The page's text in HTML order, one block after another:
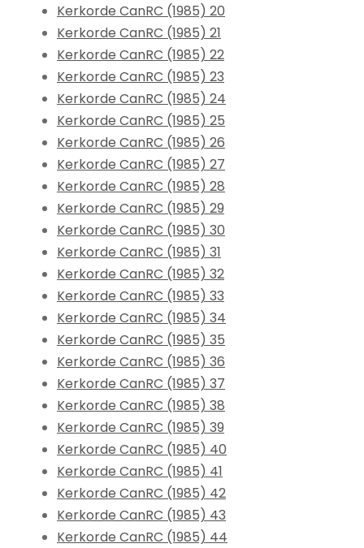
Kerkorde CanRC (1985) 20
Kerkorde CanRC (1985) 21
Kerkorde CanRC (1985) 22
Kerkorde CanRC (1985) 23
Kerkorde CanRC (1985) 24
Kerkorde CanRC (1985) 25
Kerkorde CanRC (1985) 26
Kerkorde CanRC (1985) 27
Kerkorde CanRC (1985) 28
Kerkorde CanRC (1985) 29
Kerkorde CanRC (1985) 30
Kerkorde CanRC (1985) 31
Kerkorde CanRC (1985) 32
Kerkorde CanRC (1985) 33
Kerkorde CanRC (1985) 34
Kerkorde CanRC (1985) 35
Kerkorde CanRC (1985) 36
Kerkorde CanRC (1985) 37
Kerkorde CanRC (1985) 38
Kerkorde CanRC (1985) 39
Kerkorde CanRC (1985) 40
Kerkorde CanRC (1985) 41
Kerkorde CanRC (1985) 42
Kerkorde CanRC (1985) 43
Kerkorde CanRC (1985) 44